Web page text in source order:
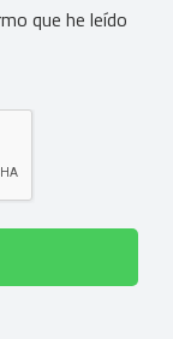
que he leído